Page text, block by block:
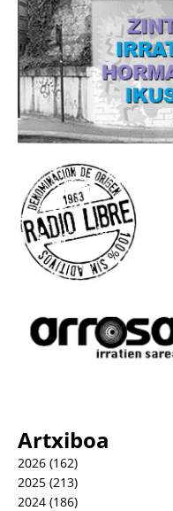
Artxiboa
2026 (162)
2025 (213)
2024 (186)